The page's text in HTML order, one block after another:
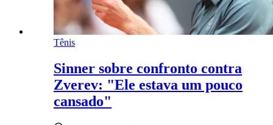
Tênis
Sinner sobre confronto contra
Zverev: "Ele estava um pouco
cansado"